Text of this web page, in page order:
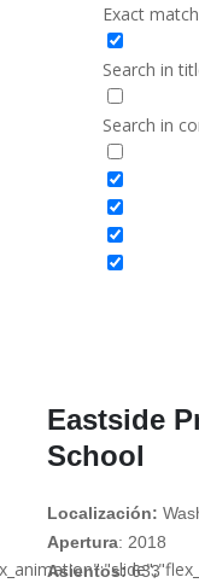
Exact
Search in
Search in
Eastside
School
Localización:
Apertura: 2018
Asientos:633